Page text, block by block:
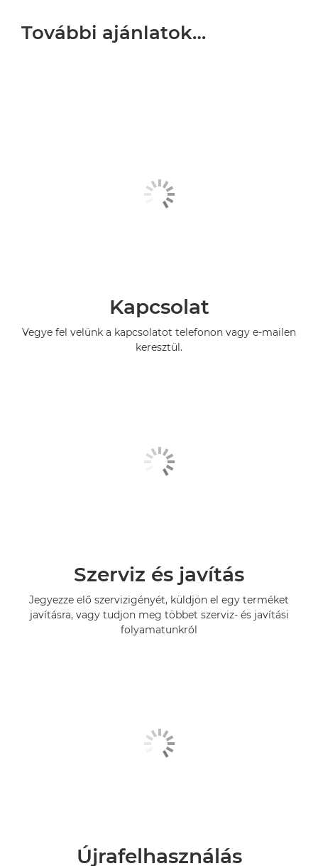
További ajánlatok…
Kapcsolat
Vegye fel velünk a kapcsolatot telefonon vagy e-mailen
keresztül.
Szerviz és javítás
Jegyezze elő szervizigényét, küldjön el egy terméket
javításra, vagy tudjon meg többet szerviz- és javítási
folyamatunkról
Újrafelhasználás